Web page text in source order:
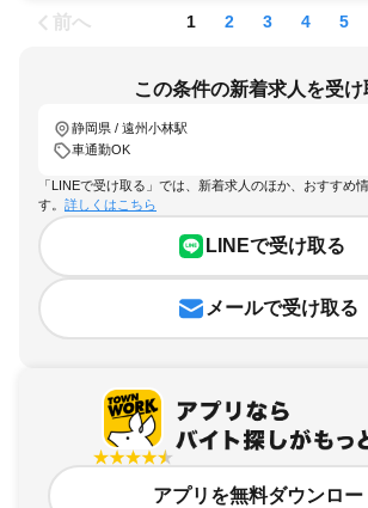
前へ 1 2 3 4 5
この条件の新着求人を受け
静岡県 / 遠州小林駅
車通勤OK
「LINEで受け取る」では、新着求人のほか、おすすめ
す。 詳しくはこちら
LINEで受け取る
メールで受け取る
アプリを無料ダウンロー